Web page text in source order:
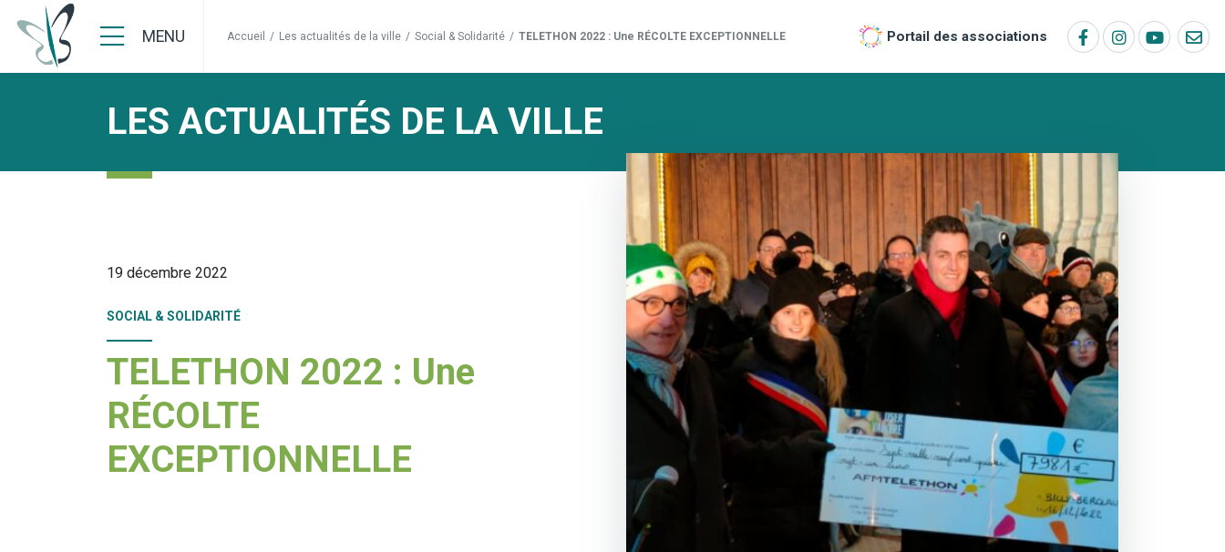
MENU Accueil / Les actualités de la ville / Social & Solidarité / TELETHON 2022 : Une RÉCOLTE EXCEPTIONNELLE Portail des associations
LES ACTUALITÉS DE LA VILLE
19 décembre 2022
SOCIAL & SOLIDARITÉ
TELETHON 2022 : Une
RÉCOLTE
EXCEPTIONNELLE